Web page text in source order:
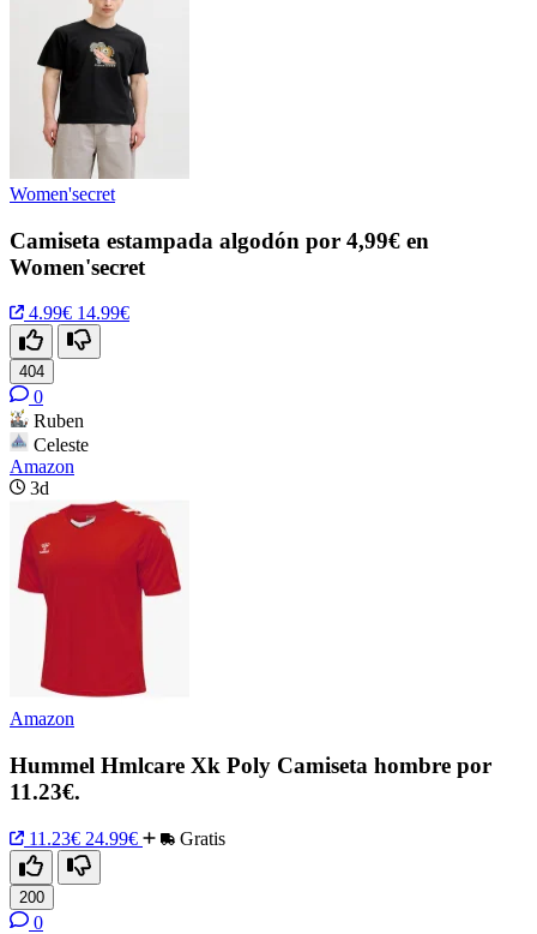
Women'secret
Camiseta estampada algodón por 4,99€ en
Women'secret
4.99€ 14.99€
404
0
Ruben
Celeste
Amazon
3d
Amazon
Hummel Hmlcare Xk Poly Camiseta hombre por
11.23€.
11.23€ 24.99€ Gratis
200
0